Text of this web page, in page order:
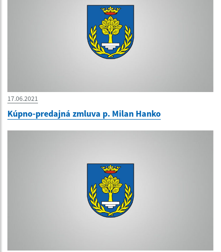
17.06.2021
Kúpno-predajná zmluva p. Milan Hanko